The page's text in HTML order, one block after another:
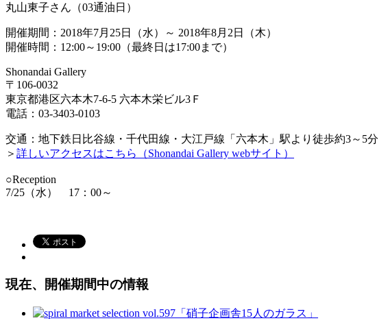
丸山東子さん（03通油日）
開催期間：2018年7月25日（水）～ 2018年8月2日（木）
開催時間：12:00～19:00（最終日は17:00まで）
Shonandai Gallery
〒106-0032
東京都港区六本木7-6-5 六本木栄ビル3Ｆ
電話：03-3403-0103
交通： 地下鉄日比谷線・千代田線・大江戸線「六本木」駅より徒歩約3～5分
＞ 詳しいアクセスはこちら（Shonandai Gallery webサイト）
○Reception
7/25（水） 17：00～
現在、開催期間中の情報